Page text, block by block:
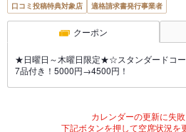
口コミ投稿特典対象店 適格請求書発行事業者
クーポン
★日曜日～木曜日限定★☆スタンダードコ
7品付き！5000円→4500円！
カレンダーの更新に失敗
下記ボタンを押して空席状況を